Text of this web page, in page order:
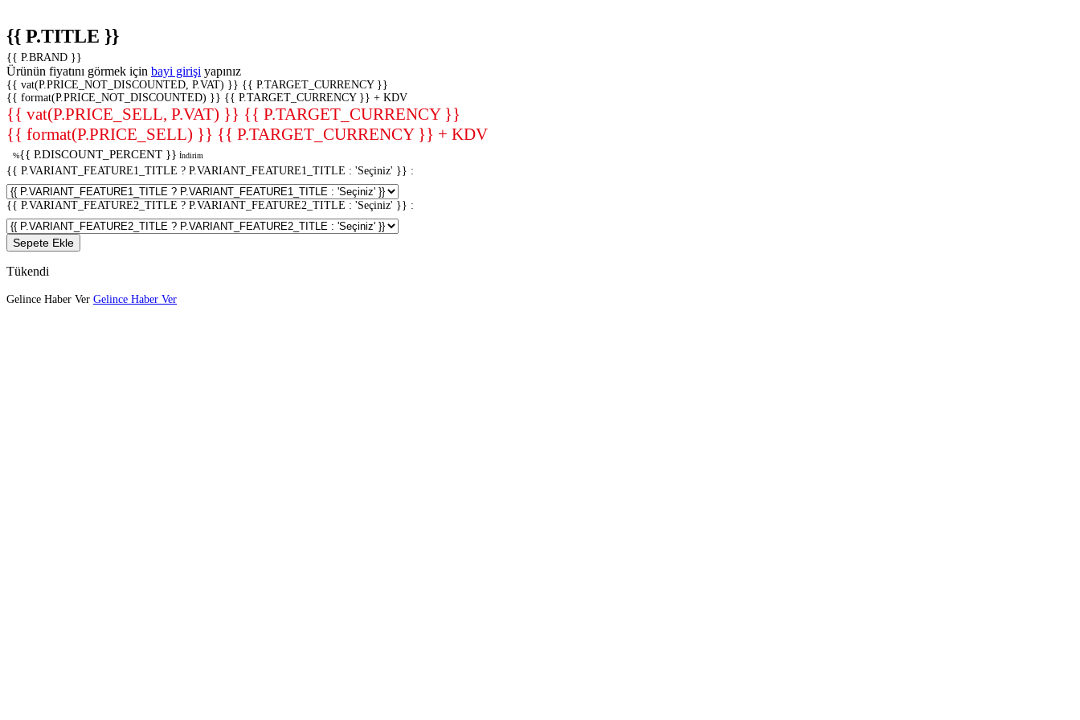
{{ P.TITLE }}
{{ P.BRAND }}
Ürünün fiyatını görmek için bayi girişi yapınız
{{ vat(P.PRICE_NOT_DISCOUNTED, P.VAT) }} {{ P.TARGET_CURRENCY }}
{{ format(P.PRICE_NOT_DISCOUNTED) }} {{ P.TARGET_CURRENCY }} + KDV
{{ vat(P.PRICE_SELL, P.VAT) }} {{ P.TARGET_CURRENCY }}
{{ format(P.PRICE_SELL) }} {{ P.TARGET_CURRENCY }} + KDV
%{{ P.DISCOUNT_PERCENT }} İndirim
{{ P.VARIANT_FEATURE1_TITLE ? P.VARIANT_FEATURE1_TITLE : 'Seçiniz' }} :
{{ P.VARIANT_FEATURE2_TITLE ? P.VARIANT_FEATURE2_TITLE : 'Seçiniz' }} :
Sepete Ekle
Tükendi
Gelince Haber Ver Gelince Haber Ver